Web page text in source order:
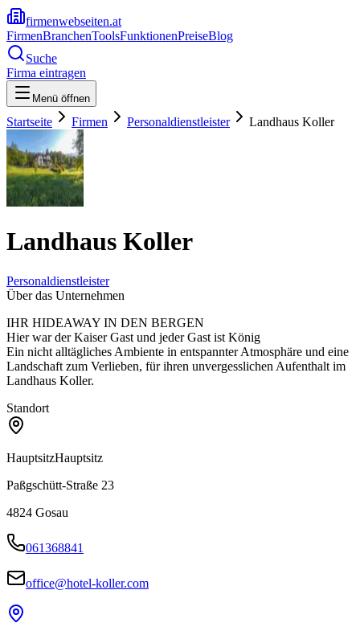
firmenwebseiten.at
FirmenBranchenToolsFunktionenPreiseBlog
Suche
Firma eintragen
Menü öffnen
Startseite Firmen Personaldienstleister Landhaus Koller
Landhaus Koller
Personaldienstleister
Über das Unternehmen
IHR HIDEAWAY IN DEN BERGEN
Hier war der Kaiser Gast und jeder Gast ist König
Ein nicht alltägliches Ambiente in entspannter Atmosphäre und eine
Landschaft zum Verlieben, für ihren unvergesslichen Aufenthalt im
Landhaus Koller.
Standort
HauptsitzHauptsitz
Paßgschütt-Straße 23
4824 Gosau
061368841
office@hotel-koller.com